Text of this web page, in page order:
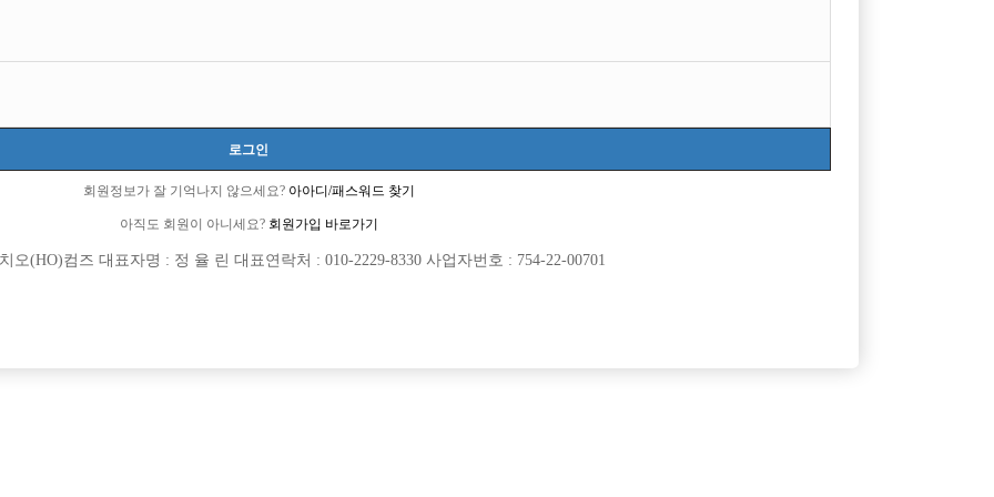
로그인
회원정보가 잘 기억나지 않으세요?아아디/패스워드 찾기
아직도 회원이 아니세요?회원가입 바로가기
오(HO)컴즈 대표자명 : 정 율 린 대표연락처 : 010-2229-8330 사업자번호 : 754-22-00701
에이임시에서 이동 됨]
경험담에서 이동 됨]